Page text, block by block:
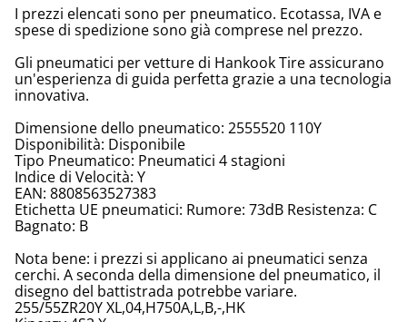
I prezzi elencati sono per pneumatico. Ecotassa, IVA e
spese di spedizione sono già comprese nel prezzo.
Gli pneumatici per vetture di Hankook Tire assicurano
un'esperienza di guida perfetta grazie a una tecnologia
innovativa.
Dimensione dello pneumatico: 2555520 110Y
Disponibilità: Disponibile
Tipo Pneumatico: Pneumatici 4 stagioni
Indice di Velocità: Y
EAN: 8808563527383
Etichetta UE pneumatici: Rumore: 73dB Resistenza: C
Bagnato: B
Nota bene: i prezzi si applicano ai pneumatici senza
cerchi. A seconda della dimensione del pneumatico, il
disegno del battistrada potrebbe variare.
255/55ZR20Y XL,04,H750A,L,B,-,HK